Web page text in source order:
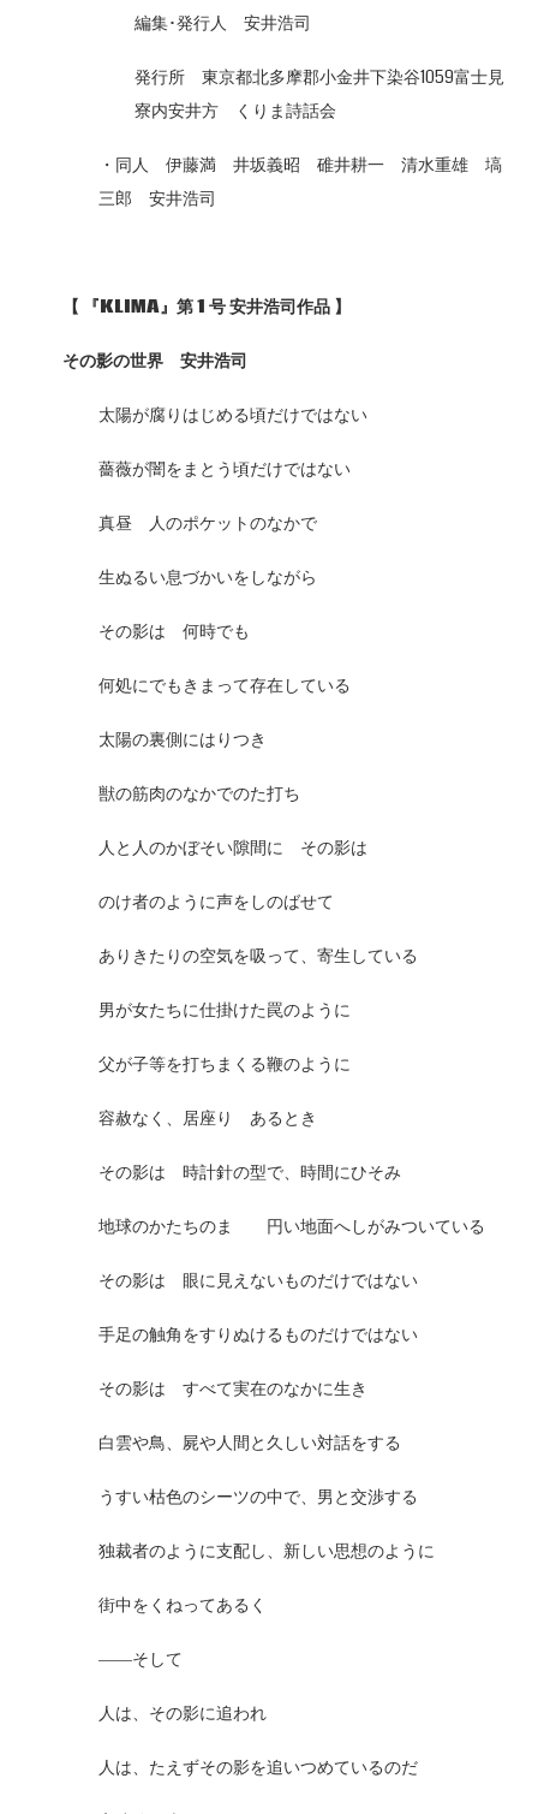
編集･発行人 安井浩司
発行所 東京都北多摩郡小金井下染谷1059富士見
寮内安井方 くりま詩話会
・同人 伊藤満 井坂義昭 碓井耕一 清水重雄 塙
三郎 安井浩司
【 『KLIMA』第 1号安井浩司作品 】
その影の世界 安井浩司
太陽が腐りはじめる頃だけではない
薔薇が闇をまとう頃だけではない
真昼 人のポケットのなかで
生ぬるい息づかいをしながら
その影は 何時でも
何処にでもきまって存在している
太陽の裏側にはりつき
獣の筋肉のなかでのた打ち
人と人のかぼそい隙間に その影は
のけ者のように声をしのばせて
ありきたりの空気を吸って、寄生している
男が女たちに仕掛けた罠のように
父が子等を打ちまくる鞭のように
容赦なく、居座り あるとき
その影は 時計針の型で、時間にひそみ
地球のかたちのまゝ 円い地面へしがみついている
その影は 眼に見えないものだけではない
手足の触角をすりぬけるものだけではない
その影は すべて実在のなかに生き
白雲や鳥、屍や人間と久しい対話をする
うすい枯色のシーツの中で、男と交渉する
独裁者のように支配し、新しい思想のように
街中をくねってあるく
――そして
人は、その影に追われ
人は、たえずその影を追いつめているのだ